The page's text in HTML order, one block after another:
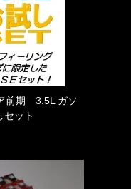
前期 3.5L ガソ
ット